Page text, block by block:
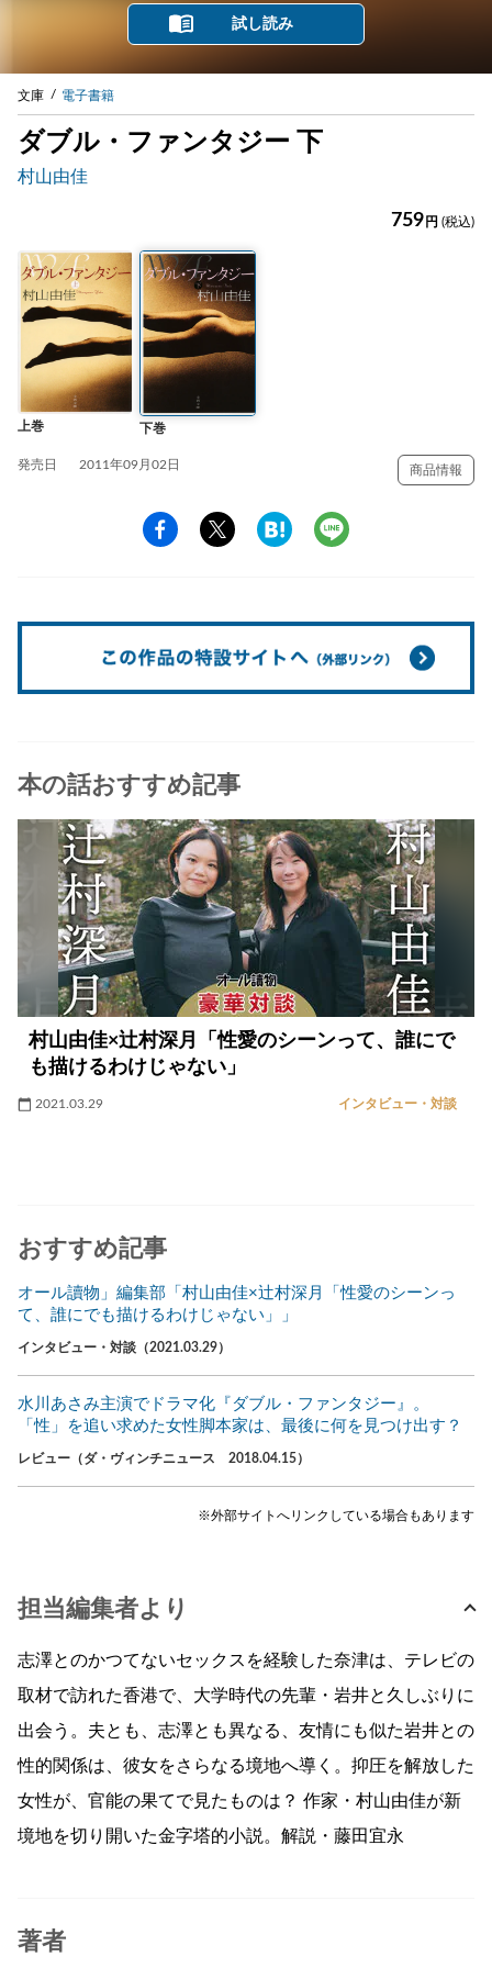
試し読み
文庫 電子書籍
ダブル・ファンタジー 下
村山由佳
759 円 (税込)
上巻 下巻
発売日 2011年09月02日 商品情報
本の話おすすめ記事
村山由佳×辻村深月「性愛のシーンって、誰にで
も描けるわけじゃない」
2021.03.29 インタビュー・対談
おすすめ記事
オール讀物」編集部「村山由佳×辻村深月「性愛のシーンっ
て、誰にでも描けるわけじゃない」」
インタビュー・対談（2021.03.29）
水川あさみ主演でドラマ化『ダブル・ファンタジー』。
「性」を追い求めた女性脚本家は、最後に何を見つけ出す？
レビュー（ダ・ヴィンチニュース 2018.04.15）
※外部サイトへリンクしている場合もあります
担当編集者より
志澤とのかつてないセックスを経験した奈津は、テレビの
取材で訪れた香港で、大学時代の先輩・岩井と久しぶりに
出会う。夫とも、志澤とも異なる、友情にも似た岩井との
性的関係は、彼女をさらなる境地へ導く。抑圧を解放した
女性が、官能の果てで見たものは？ 作家・村山由佳が新
境地を切り開いた金字塔的小説。解説・藤田宜永
著者